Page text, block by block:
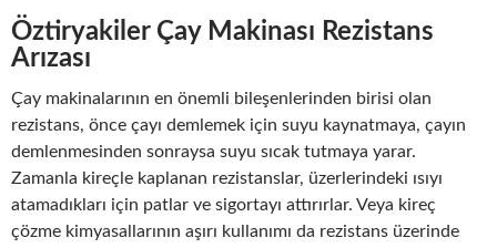
Öztiryakiler Çay Makinası Rezistans
Arızası
Çay makinalarının en önemli bileşenlerinden birisi olan
rezistans, önce çayı demlemek için suyu kaynatmaya, çayın
demlenmesinden sonraysa suyu sıcak tutmaya yarar.
Zamanla kireçle kaplanan rezistanslar, üzerlerindeki ısıyı
atamadıkları için patlar ve sigortayı attırırlar. Veya kireç
çözme kimyasallarının aşırı kullanımı da rezistans üzerinde